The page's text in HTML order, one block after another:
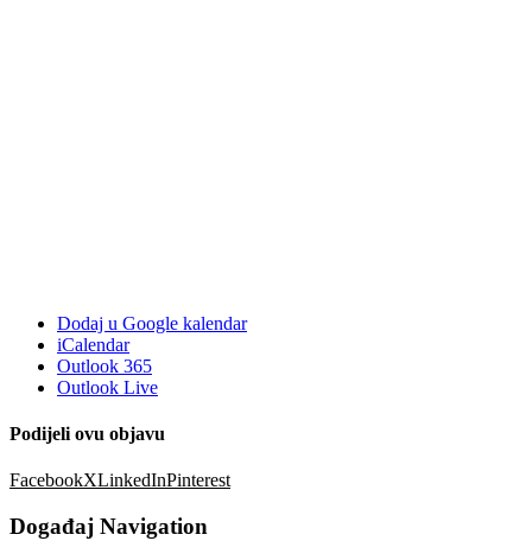
Dodaj u Google kalendar
iCalendar
Outlook 365
Outlook Live
Podijeli ovu objavu
FacebookXLinkedInPinterest
Događaj Navigation